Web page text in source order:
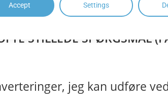
STILLEDE SPØRGSMÅL
jeg kan udføre
Accept Settings